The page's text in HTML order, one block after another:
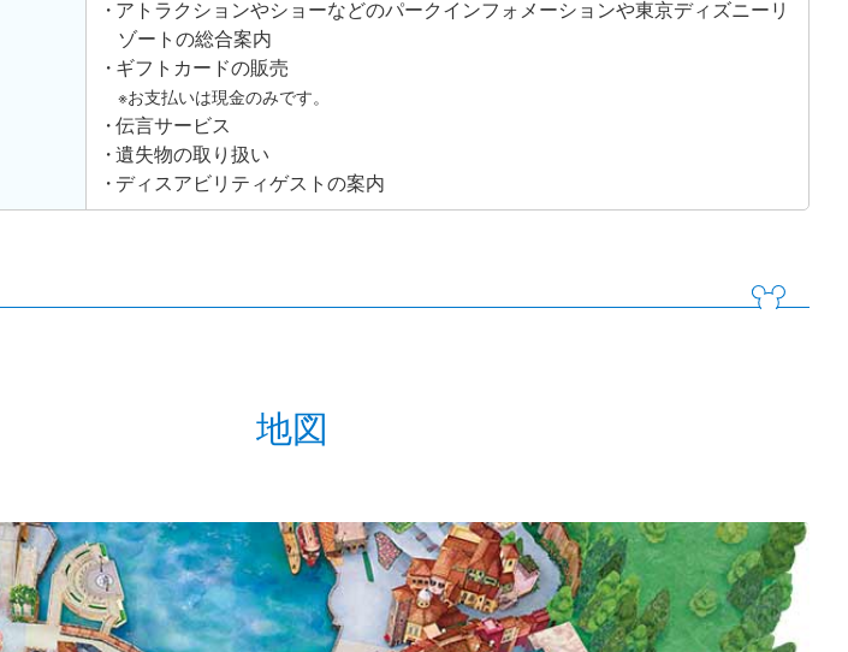
アトラクションやショーなどのパークインフォメーションや東京ディズニーリ
ゾートの総合案内
ギフトカードの販売
※お支払いは現金のみです。
伝言サービス
遺失物の取り扱い
ディスアビリティゲストの案内
地図